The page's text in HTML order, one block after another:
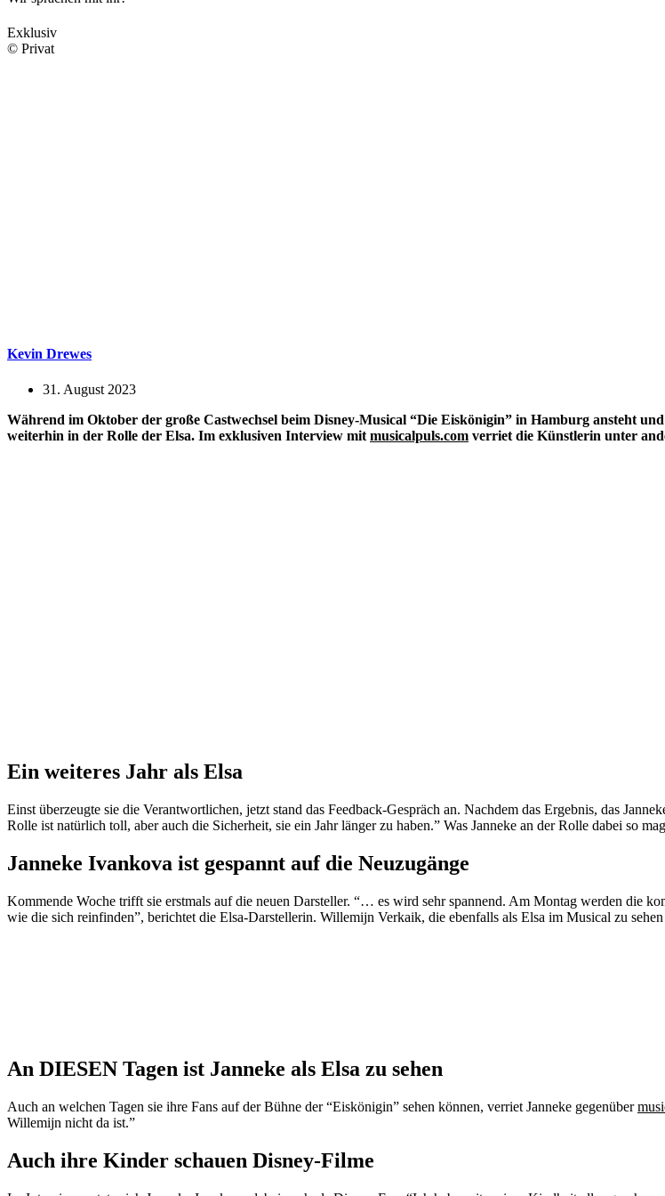
Exklusiv
© Privat
Kevin Drewes
31. August 2023
Während im Oktober der große Castwechsel beim Disney-Musical “Die Eiskönigin” in Hamburg ansteht
weiterhin in der Rolle der Elsa. Im exklusiven Interview mit musicalpuls.com verriet die Künstlerin unter
Ein weiteres Jahr als Elsa
Einst überzeugte sie die Verantwortlichen, jetzt stand das Feedback-Gespräch an. Nachdem das Ergebnis, das
Rolle ist natürlich toll, aber auch die Sicherheit, sie ein Jahr länger zu haben.” Was Janneke an der Rolle dabei so
Janneke Ivankova ist gespannt auf die Neuzugänge
Kommende Woche trifft sie erstmals auf die neuen Darsteller. “… es wird sehr spannend. Am Montag werden die
wie die sich reinfinden”, berichtet die Elsa-Darstellerin. Willemijn Verkaik, die ebenfalls als Elsa im Musical zu
An DIESEN Tagen ist Janneke als Elsa zu sehen
Auch an welchen Tagen sie ihre Fans auf der Bühne der “Eiskönigin” sehen können, verriet Janneke gegenüber
Willemijn nicht da ist.”
Auch ihre Kinder schauen Disney-Filme